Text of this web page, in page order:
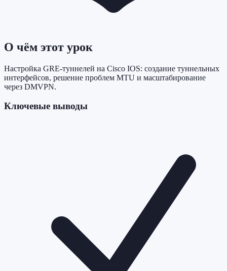
О чём этот урок
Настройка GRE-туннелей на Cisco IOS: создание туннельных
интерфейсов, решение проблем MTU и масштабирование
через DMVPN.
Ключевые выводы